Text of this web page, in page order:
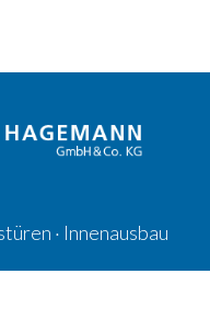
· Innenausbau